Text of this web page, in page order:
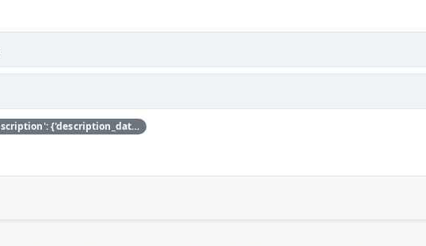
{'credit_data': {'description': {'description_data': [{'lang': 'eng', 'value': 'This issue was discovered by Nicolai Stange of SUSE.'}]}}}